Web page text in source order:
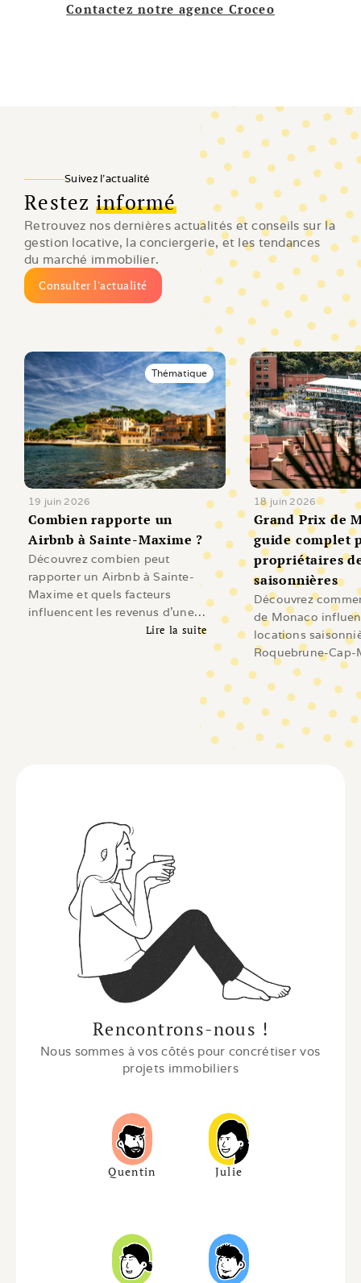
Contactez notre agence Croceo
Suivez l'actualité
Restez informé
Retrouvez nos dernières actualités et conseils sur la
gestion locative, la conciergerie, et les tendances
du marché immobilier.
Consulter l'actualité
Thématique
19 juin 2026
Combien rapporte un
Airbnb à Sainte-Maxime ?
Découvrez combien peut
rapporter un Airbnb à Sainte-
Maxime et quels facteurs
influencent les revenus d'une
location saisonnière sur le Golfe
Lire la suite
18 juin 2026
Grand Prix de
guide complet
propriétaires
saisonnières
Découvrez
de Monaco
locations
Roquebrune-Cap-
Beausoleil, Cap-
Revenus,
investissement et
les propriétaires.
Rencontrons-nous !
Nous sommes à vos côtés pour concrétiser vos
projets immobiliers
Quentin Julie